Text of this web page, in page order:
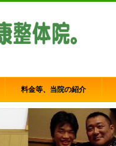
料金等、当院の紹介